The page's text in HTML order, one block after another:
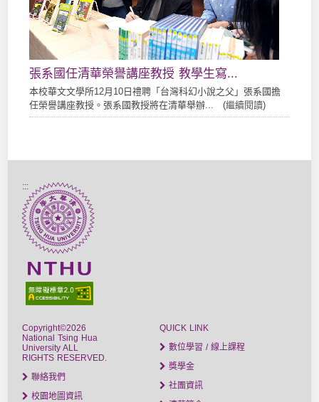
張系國任清華榮譽講座教授 教學生寫...
本校華文文學所12月10日禮聘「台灣科幻小說之父」張系國擔
任榮譽講座教授。張系國教授將在清華舉辦... (繼續閱讀)
:::
Copyright©2026
National Tsing Hua
University ALL
RIGHTS RESERVED.
聯絡我們
校園地圖資訊
QUICK LINK
數位學習 / 線上課程
獎學金
社團資訊